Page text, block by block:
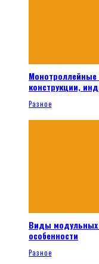
конструкции,
Разное
Виды модульных
особенности
Разное